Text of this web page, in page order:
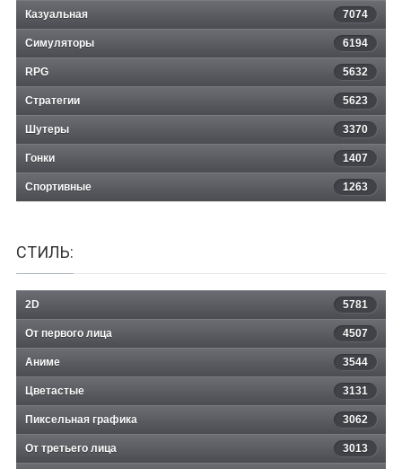
Казуальная 7074
Симуляторы 6194
RPG 5632
Стратегии 5623
Шутеры 3370
Гонки 1407
Спортивные 1263
СТИЛЬ:
2D 5781
От первого лица 4507
Аниме 3544
Цветастые 3131
Пиксельная графика 3062
От третьего лица 3013